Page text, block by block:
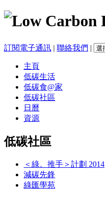
訂閱電子通訊 | 聯絡我們 |
主頁
低碳生活
低碳食@家
低碳社區
日曆
資源
低碳社區
＜綠。推手＞計劃 2014
減碳先鋒
綠匯學苑